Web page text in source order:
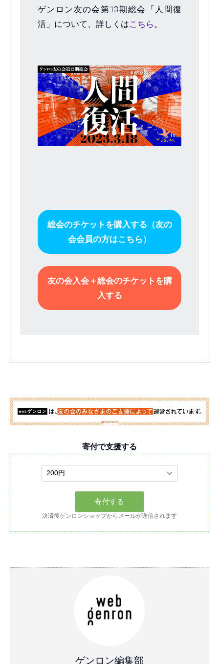
ゲンロン友の会第13期総会「人間復
活」について、詳しくはこちら 。
総会のチケットを購入する（友の
会会員の方はこちら）
友の会入会＋総会のチケットを購
入する
寄付で支援する
決済後ゲンロンショップからメールが送信されます
ゲンロン編集部